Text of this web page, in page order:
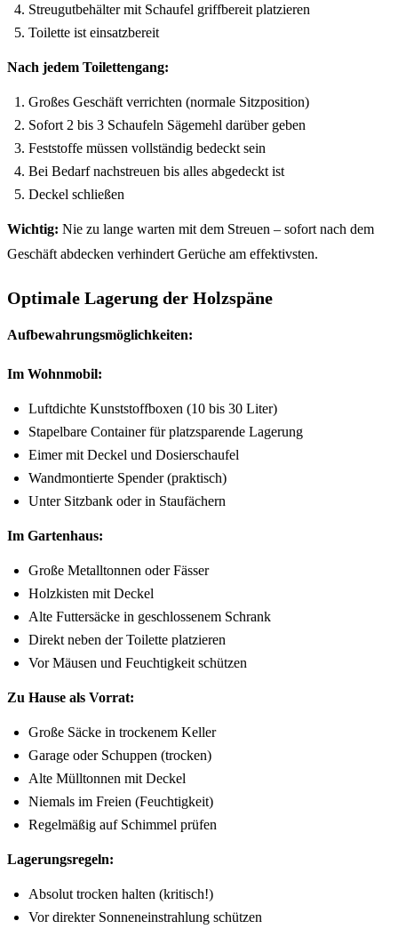
Streugutbehälter mit Schaufel griffbereit platzieren
Toilette ist einsatzbereit
Nach jedem Toilettengang:
Großes Geschäft verrichten (normale Sitzposition)
Sofort 2 bis 3 Schaufeln Sägemehl darüber geben
Feststoffe müssen vollständig bedeckt sein
Bei Bedarf nachstreuen bis alles abgedeckt ist
Deckel schließen
Wichtig: Nie zu lange warten mit dem Streuen – sofort nach dem
Geschäft abdecken verhindert Gerüche am effektivsten.
Optimale Lagerung der Holzspäne
Aufbewahrungsmöglichkeiten:
Im Wohnmobil:
Luftdichte Kunststoffboxen (10 bis 30 Liter)
Stapelbare Container für platzsparende Lagerung
Eimer mit Deckel und Dosierschaufel
Wandmontierte Spender (praktisch)
Unter Sitzbank oder in Staufächern
Im Gartenhaus:
Große Metalltonnen oder Fässer
Holzkisten mit Deckel
Alte Futtersäcke in geschlossenem Schrank
Direkt neben der Toilette platzieren
Vor Mäusen und Feuchtigkeit schützen
Zu Hause als Vorrat:
Große Säcke in trockenem Keller
Garage oder Schuppen (trocken)
Alte Mülltonnen mit Deckel
Niemals im Freien (Feuchtigkeit)
Regelmäßig auf Schimmel prüfen
Lagerungsregeln:
Absolut trocken halten (kritisch!)
Vor direkter Sonneneinstrahlung schützen